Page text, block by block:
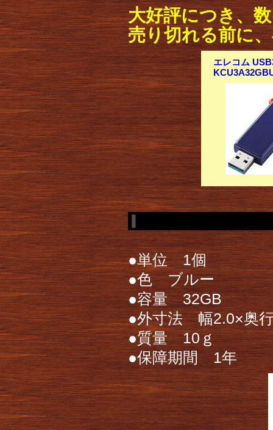
大好評につき、
売り切れる前に
エレコム
●単位 1個
●色 ブルー
●容量 32GB
●外寸法 幅2.0×奥
●質量 10ｇ
●保障期間 1年